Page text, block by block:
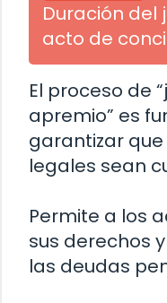
Duración del
acto de
El proceso de
apremio” es
garantizar
legales sean
Permite a los
sus derechos
las deudas